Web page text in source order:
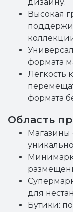
дизайну.
Высокая
формата
Легкость
формата
Область
Магазины
для
Бутики: